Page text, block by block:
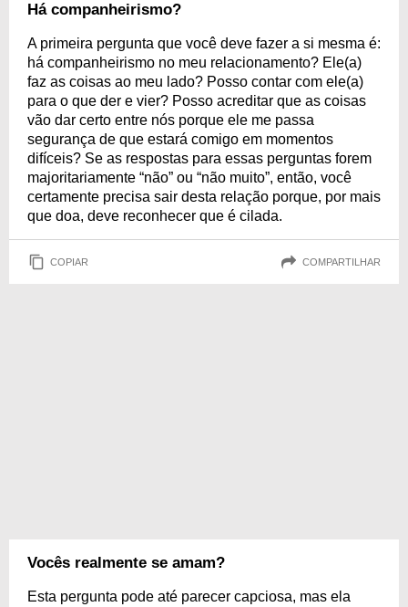
Há companheirismo?
A primeira pergunta que você deve fazer a si mesma é:
há companheirismo no meu relacionamento? Ele(a)
faz as coisas ao meu lado? Posso contar com ele(a)
para o que der e vier? Posso acreditar que as coisas
vão dar certo entre nós porque ele me passa
segurança de que estará comigo em momentos
difíceis? Se as respostas para essas perguntas forem
majoritariamente “não” ou “não muito”, então, você
certamente precisa sair desta relação porque, por mais
que doa, deve reconhecer que é cilada.
COPIAR COMPARTILHAR
Vocês realmente se amam?
Esta pergunta pode até parecer capciosa, mas ela